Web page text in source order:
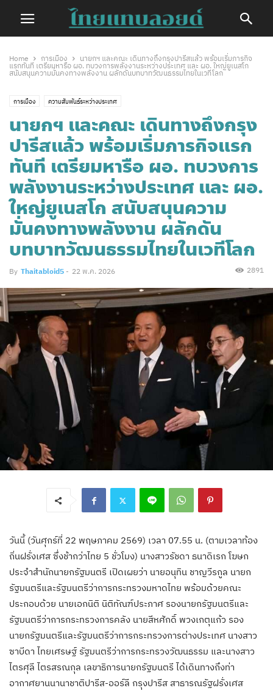
Home การเมือง
นายกฯ และคณะ เดินทางถึงกรุงปารีสแล้ว พร้อมเริ่มภารกิจ
แรกทันที เตรียมหารือ ผอ. ทบวงการพลังงานระหว่างประเทศ และ ผอ. ใหญ่ยูเนสโก
สนับสนุนความมั่นคงทางพลังงาน ผลักดันบทบาทวัฒนธรรมไทยในเวทีโลก
การเมือง ความสัมพันธ์ระหว่างประเทศ
นายกฯ และคณะ เดินทางถึงกรุง
ปารีสแล้ว พร้อมเริ่มภารกิจแรก
ทันที เตรียมหารือ ผอ. ทบวงการ
พลังงานระหว่างประเทศ และ ผอ.
ใหญ่ยูเนสโก สนับสนุนความ
มั่นคงทางพลังงาน ผลักดัน
บทบาทวัฒนธรรมไทยในเวทีโลก
By Thaitabloid5 - 22 พ.ค. 2026 2891
วันนี้ (วันศุกร์ที่ 22 พฤษภาคม 2569) เวลา 07.55 น. (ตามเวลาท้อง
ถิ่นฝรั่งเศส ซึ่งช้ากว่าไทย 5 ชั่วโมง) นางสาวรัชดา ธนาดิเรก โฆษก
ประจำสำนักนายกรัฐมนตรี เปิดเผยว่า นายอนุทิน ชาญวีรกูล นายก
รัฐมนตรีและรัฐมนตรีว่าการกระทรวงมหาดไทย พร้อมด้วยคณะ
ประกอบด้วย นายเอกนิติ นิติทัณฑ์ประภาศ รองนายกรัฐมนตรีและ
รัฐมนตรีว่าการกระทรวงการคลัง นายสีหศักดิ์ พวงเกตุแก้ว รอง
นายกรัฐมนตรีและรัฐมนตรีว่าการกระทรวงการต่างประเทศ นางสาว
ซาบีดา ไทยเศรษฐ์ รัฐมนตรีว่าการกระทรวงวัฒนธรรม และนางสาว
ไตรศุลี ไตรสรณกุล เลขาธิการนายกรัฐมนตรี ได้เดินทางถึงท่า
อากาศยานนานาชาติปารีส-ออร์ลี กรุงปารีส สาธารณรัฐฝรั่งเศส